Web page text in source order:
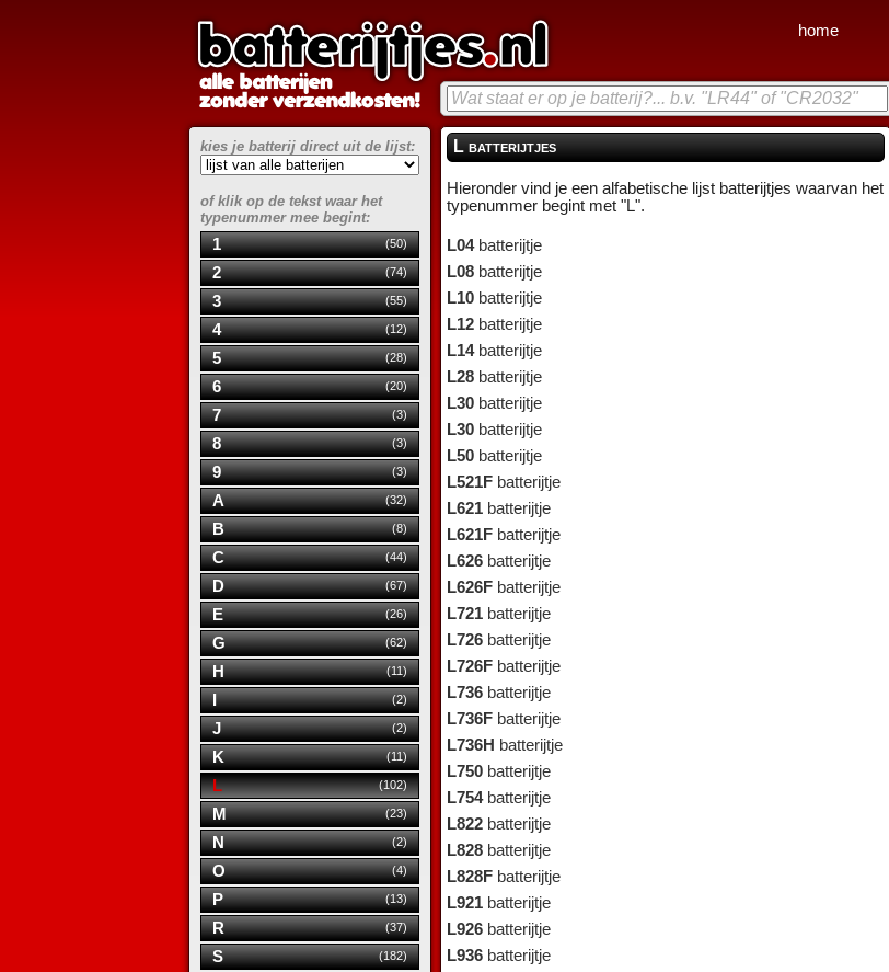
L batterijtjes
Hieronder vind je een alfabetische lijst batterijtjes waarvan het
typenummer begint met "L".
L04batterijtje
L08 batterijtje
L10 batterijtje
L12 batterijtje
L14batterijtje
L28 batterijtje
L30 batterijtje
L30 batterijtje
L50 batterijtje
L521F batterijtje
L621 batterijtje
L621F batterijtje
L626 batterijtje
L626F batterijtje
L721 batterijtje
L726 batterijtje
L726F batterijtje
L736 batterijtje
L736F batterijtje
L736H batterijtje
L750 batterijtje
L754batterijtje
L822 batterijtje
L828 batterijtje
L828F batterijtje
L921 batterijtje
L926 batterijtje
L936 batterijtje
kies je batterij direct uit de lijst:
of klik op de tekst waar het
typenummer mee begint:
1 (50)
2 (74)
3 (55)
4 (12)
5 (28)
6 (20)
7 (3)
8 (3)
9 (3)
A (32)
B (8)
C (44)
D (67)
E (26)
G (62)
H (11)
I (2)
J (2)
K (11)
L (102)
M (23)
N (2)
O (4)
P (13)
R (37)
S (182)
home